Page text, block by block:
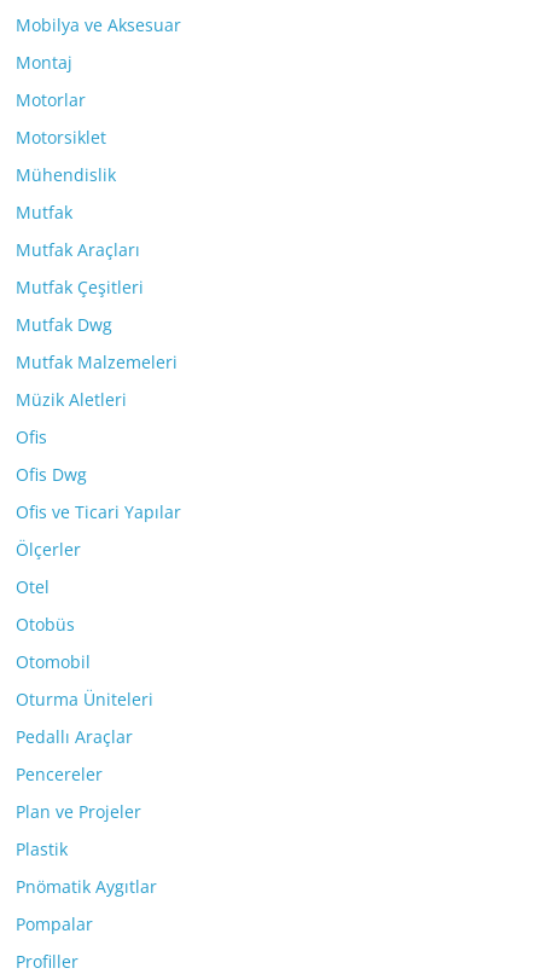
Mobilya ve Aksesuar
Montaj
Motorlar
Motorsiklet
Mühendislik
Mutfak
Mutfak Araçları
Mutfak Çeşitleri
Mutfak Dwg
Mutfak Malzemeleri
Müzik Aletleri
Ofis
Ofis Dwg
Ofis ve Ticari Yapılar
Ölçerler
Otel
Otobüs
Otomobil
Oturma Üniteleri
Pedallı Araçlar
Pencereler
Plan ve Projeler
Plastik
Pnömatik Aygıtlar
Pompalar
Profiller